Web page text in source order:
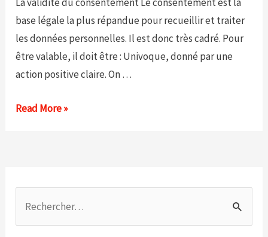
base légale la plus répandue pour recueillir et traiter
les données personnelles. Il est donc très cadré. Pour
être valable, il doit être : Univoque, donné par une
action positive claire. On …
Read More »
e